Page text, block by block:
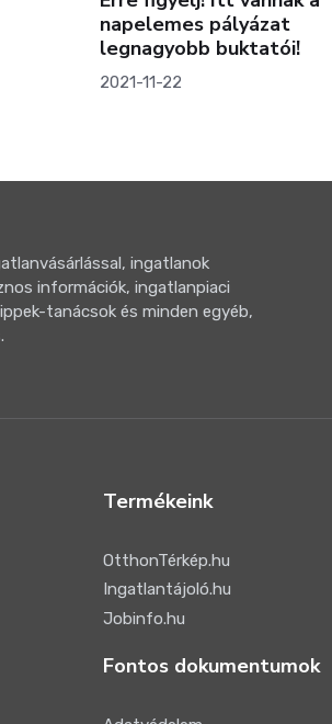
napelemes pályázat
legnagyobb buktatói!
2021-11-22
ingatlanok
információk, ingatlanpiaci
tanácsok és minden egyéb,
Termékeink
OtthonTérkép.hu
Ingatlantájoló.hu
Jobinfo.hu
Fontos dokumentumok